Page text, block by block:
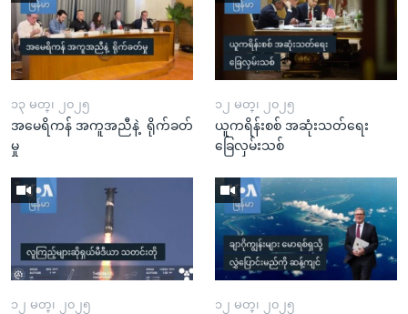
၁၃ မတ္၊ ၂၀၂၅
အမေရိကန် အကူအညီနဲ့ ရိုက်ခတ်
မှု
၁၂ မတ္၊ ၂၀၂၅
ယူကရိန်းစစ် အဆုံးသတ်ရေး
ခြေလှမ်းသစ်
၁၂ မတ္၊ ၂၀၂၅ ၁၂ မတ္၊ ၂၀၂၅